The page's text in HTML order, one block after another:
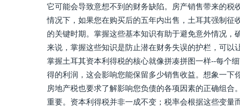
它可能会导致意想不到的财务缺陷。房产销售带来的
情况下，如果您在购买后的五年内出售，土耳其强制
的关键时期。掌握这些基本知识有助于避免意外情况
来说，掌握这些知识是防止潜在财务失误的护栏，可以
掌握土耳其资本利得税的核心就像拼凑拼图一样--每个
得的利润，这会影响您能保留多少销售收益。想象一
房地产税也要求了解影响您负债的各项因素的正确组
重要。资本利得税并非一成不变；税率会根据这些变量